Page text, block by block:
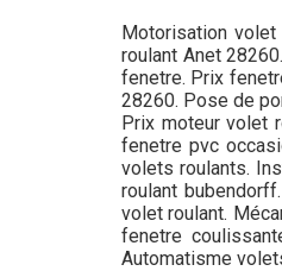
Motorisation
roulant Anet
fenetre. Prix
28260. Pose de
Prix moteur volet
fenetre pvc
volets roulants.
roulant
volet roulant.
fenetre
Automatisme